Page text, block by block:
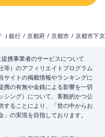
Ｊ銀行 京都府 京都市 京都市下
携事業者のサービスについて
等）のアフィリエイトプログラム
サイトの掲載情報やランキングに
携の有無や金銭による影響を一切
シング）について、客観的かつ公
することにより、「世の中からお
の実現を目指しております。